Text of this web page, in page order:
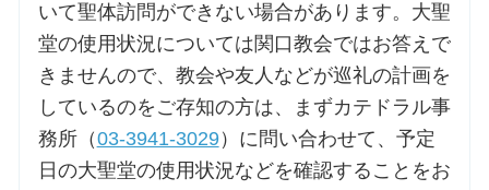
交通・アクセス
いて聖体訪問ができない場合があります。大聖
堂の使用状況については関口教会ではお答えで
きませんので、教会や友人などが巡礼の計画を
しているのをご存知の方は、まずカテドラル事
務所（03-3941-3029）に問い合わせて、予定
日の大聖堂の使用状況などを確認することをお